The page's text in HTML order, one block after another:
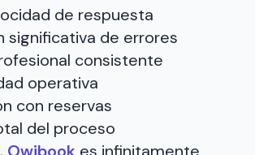
de respuesta
significativa de errores
consistente
operativa
con reservas
del proceso
Owibook es infinitamente